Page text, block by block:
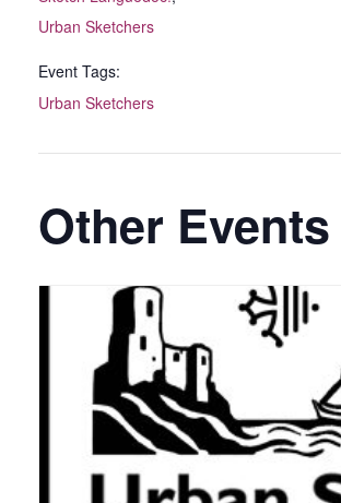
Urban Sketchers
Event Tags:
Urban Sketchers
Other Events